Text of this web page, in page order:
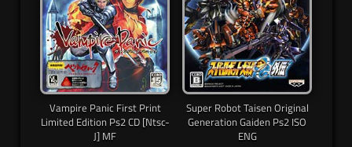
Vampire Panic First Print
Limited Edition Ps2 CD [Ntsc-
J] MF
Super Robot Taisen Original
Generation Gaiden Ps2 ISO
ENG